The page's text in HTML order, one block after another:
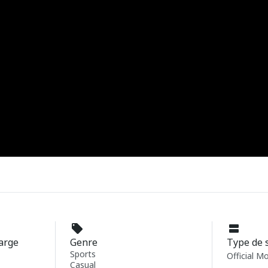
Genre
Sports
Casual
Type de
Official